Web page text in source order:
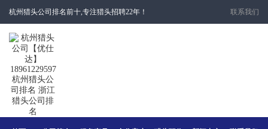
杭州猎头公司排名前十,专注猎头招聘22年！ 联系我们